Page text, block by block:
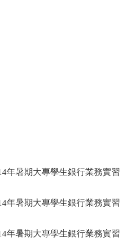
年暑期大專學生銀行業務實習
年暑期大專學生銀行業務實習
年暑期大專學生銀行業務實習